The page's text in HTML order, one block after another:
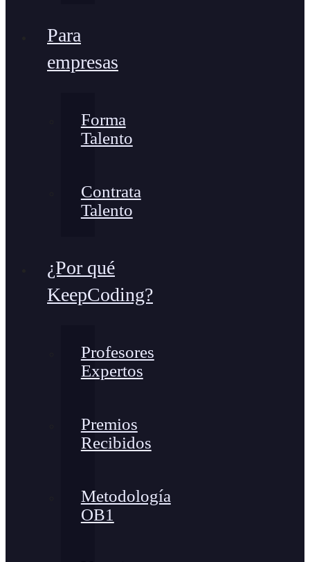
Para
empresas
Forma
Talento
Contrata
Talento
¿Por qué
KeepCoding?
Profesores
Expertos
Premios
Recibidos
Metodología
OB1